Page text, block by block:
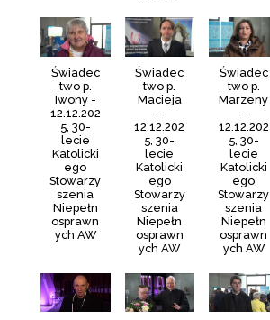
Świadec
two p.
Iwony -
12.12.202
5, 30-
lecie
Katolicki
ego
Stowarzy
szenia
Niepełn
osprawn
ych AW
Świadec
two p.
Macieja
-
12.12.202
5, 30-
lecie
Katolicki
ego
Stowarzy
szenia
Niepełn
osprawn
ych AW
Świadec
two p.
Marzeny
-
12.12.202
5, 30-
lecie
Katolicki
ego
Stowarzy
szenia
Niepełn
osprawn
ych AW